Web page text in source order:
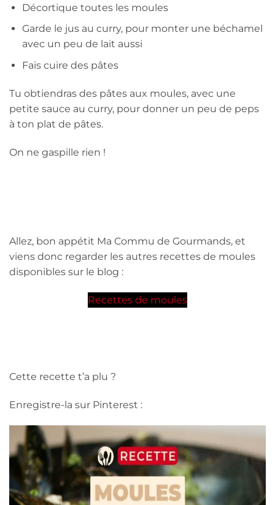
Décortique toutes les moules
Garde le jus au curry, pour monter une béchamel
avec un peu de lait aussi
Fais cuire des pâtes
Tu obtiendras des pâtes aux moules, avec une
petite sauce au curry, pour donner un peu de peps
à ton plat de pâtes.
On ne gaspille rien !
Allez, bon appétit Ma Commu de Gourmands, et
viens donc regarder les autres recettes de moules
disponibles sur le blog :
Recettes de moules
Cette recette t’a plu ?
Enregistre-la sur Pinterest :